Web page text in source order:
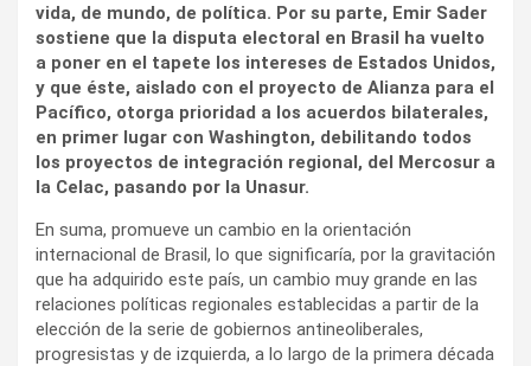
vida, de mundo, de política. Por su parte, Emir Sader
sostiene que la disputa electoral en Brasil ha vuelto
a poner en el tapete los intereses de Estados Unidos,
y que éste, aislado con el proyecto de Alianza para el
Pacífico, otorga prioridad a los acuerdos bilaterales,
en primer lugar con Washington, debilitando todos
los proyectos de integración regional, del Mercosur a
la Celac, pasando por la Unasur.
En suma, promueve un cambio en la orientación
internacional de Brasil, lo que significaría, por la gravitación
que ha adquirido este país, un cambio muy grande en las
relaciones políticas regionales establecidas a partir de la
elección de la serie de gobiernos antineoliberales,
progresistas y de izquierda, a lo largo de la primera década